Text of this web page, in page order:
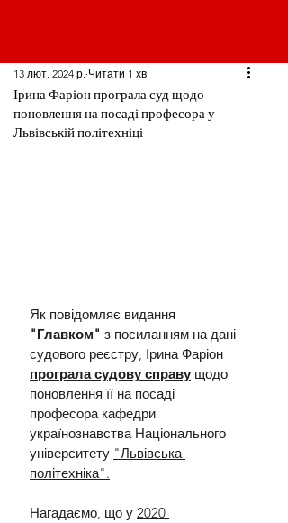
Ірина Фаріон програла суд щодо
поновлення на посаді професора у
Львівській політехніці
13 лют. 2024 р. Читати 1 хв
Як повідомляє видання
"Главком" з посиланням на дані
судового реєстру, Ірина Фаріон
програла судову справу щодо
поновлення її на посаді
професора кафедри
українознавства Національного
університету "Львівська
політехніка".
Нагадаємо, що у 2020